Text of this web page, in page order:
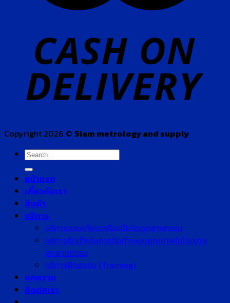
Copyright 2026 © Siam metrology and supply
Search
for:
หน้าแรก
เกี่ยวกับเรา
สินค้า
บริการ
บริการสอบเทียบเครื่องมือวัดอุตสาหกรรม
บริการรับดำเนินการจัดทำระบบคุณภาพในโรงงาน
อุตสาหกรรม
บริการฝึกอบรม (Training)
บทความ
ติดต่อเรา